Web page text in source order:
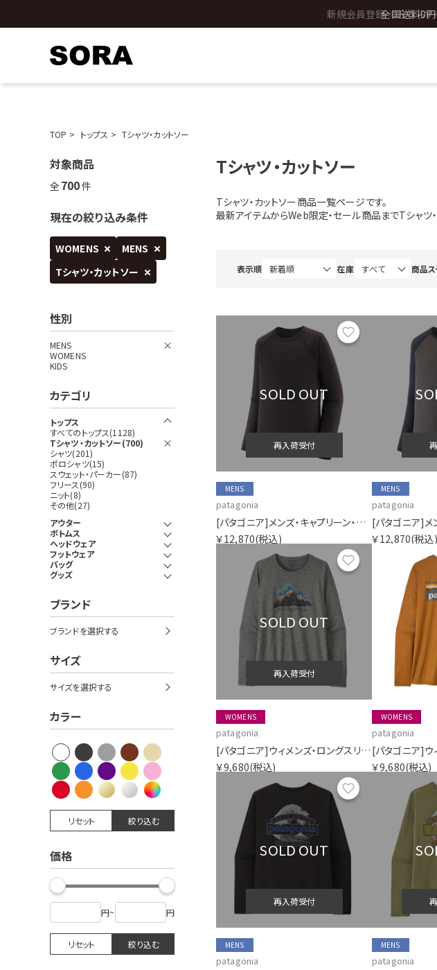
全国送料0
TOP トップス Tシャツ・カットソー
対象商品
全 700件
現在の絞り込み条件
WOMENS
MENS
Tシャツ・カットソー
性別
MENS
WOMENS
KIDS
カテゴリ
トップス
すべてのトップス(1128)
Tシャツ・カットソー(700)
シャツ(201)
ポロシャツ(15)
スウェット・パーカー(87)
フリース(90)
ニット(8)
その他(27)
アウター
ボトムス
ヘッドウェア
フットウェア
バッグ
グッズ
ブランド
ブランドを選択する
サイズ
サイズを選択する
カラー
リセット 絞り込む
価格
円~ 円
リセット 絞り込む
Tシャツ・カットソー
Tシャツ・カットソー商品一覧ページです。
最新アイテムからWeb限定・セール商品までTシャツ
表示順 在庫 商品
SOLD OUT
再入荷受付
MENS
patagonia
[パタゴニア]メンズ・キャプリーン・ミッドウェイト・クルー
￥12,870(税込)
MENS
patagonia
￥12,870(税込)
SOLD OUT
再入荷受付
WOMENS
patagonia
[パタゴニア]ウィメンズ・ロングスリーブ・キャプリーン・クール・デイリー・シャツ（フィッツロイ・ニンバス）
￥9,680(税込)
WOMENS
patagonia
￥9,680(税込)
SOLD OUT
再入荷受付
MENS
patagonia
MENS
patagonia